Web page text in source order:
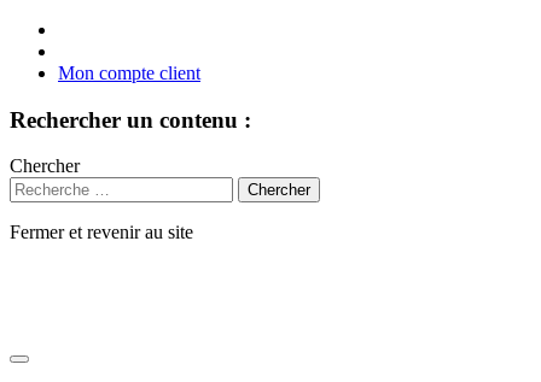
Mon compte client
Rechercher un contenu :
Chercher
Fermer et revenir au site